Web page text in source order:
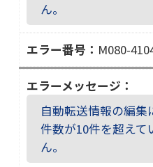
４
１
０
６
ん。
M080-
Ｍ
０
４
自動転送情報の編
件数が10件を超えて
ん。